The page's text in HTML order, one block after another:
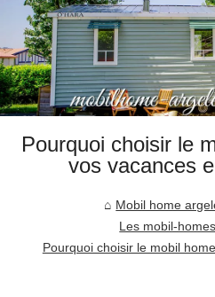
Pourquoi choisir le
vos vacances
Mobil home
Les mobil-
Pourquoi choisir le mobil